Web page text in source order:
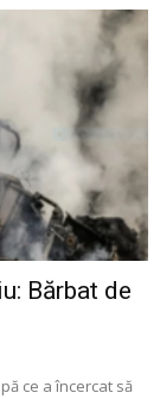
Bărbat de
ce a încercat să